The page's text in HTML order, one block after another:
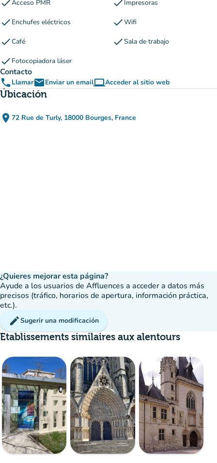
checkAcceso PMR check Impresoras
check Enchufes eléctricos checkWifi
checkCafé checkSala de trabajo
check Fotocopiadora láser
Contacto
phone LlamaremailEnviar un emailcomputerAcceder al sitio web
(nueva pestaña)
Úbicación
place 72 Rue de Turly, 18000 Bourges, France
(abrir en Google Maps)
(nueva pestaña)
¿Quieres mejorar esta página?
Ayude a los usuarios de Affluences a acceder a datos más
precisos (tráfico, horarios de apertura, información práctica,
etc.).
editSugerir una modificación
Etablissements similaires aux alentours